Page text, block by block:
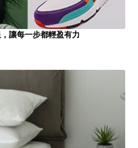
讓每一步都輕盈有力